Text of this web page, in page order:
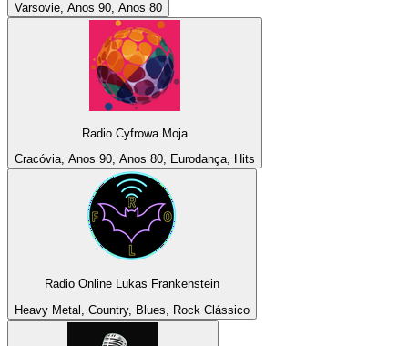
Varsovie, Anos 90, Anos 80
Radio Cyfrowa Moja
Cracóvia, Anos 90, Anos 80, Eurodança, Hits
Radio Online Lukas Frankenstein
Heavy Metal, Country, Blues, Rock Clássico